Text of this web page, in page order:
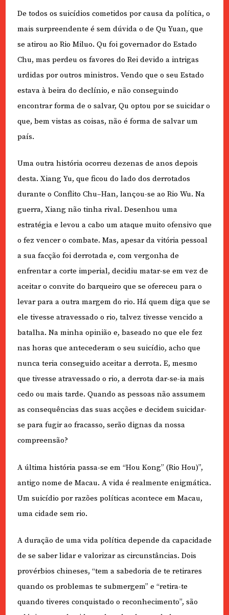
De todos os suicídios cometidos por causa da política, o
mais surpreendente é sem dúvida o de Qu Yuan, que
se atirou ao Rio Miluo. Qu foi governador do Estado
Chu, mas perdeu os favores do Rei devido a intrigas
urdidas por outros ministros. Vendo que o seu Estado
estava à beira do declínio, e não conseguindo
encontrar forma de o salvar, Qu optou por se suicidar o
que, bem vistas as coisas, não é forma de salvar um
país.
Uma outra história ocorreu dezenas de anos depois
desta. Xiang Yu, que ficou do lado dos derrotados
durante o Conflito Chu–Han, lançou-se ao Rio Wu. Na
guerra, Xiang não tinha rival. Desenhou uma
estratégia e levou a cabo um ataque muito ofensivo que
o fez vencer o combate. Mas, apesar da vitória pessoal
a sua facção foi derrotada e, com vergonha de
enfrentar a corte imperial, decidiu matar-se em vez de
aceitar o convite do barqueiro que se ofereceu para o
levar para a outra margem do rio. Há quem diga que se
ele tivesse atravessado o rio, talvez tivesse vencido a
batalha. Na minha opinião e, baseado no que ele fez
nas horas que antecederam o seu suicídio, acho que
nunca teria conseguido aceitar a derrota. E, mesmo
que tivesse atravessado o rio, a derrota dar-se-ia mais
cedo ou mais tarde. Quando as pessoas não assumem
as consequências das suas acções e decidem suicidar-
se para fugir ao fracasso, serão dignas da nossa
compreensão?
A última história passa-se em “Hou Kong” (Rio Hou)”,
antigo nome de Macau. A vida é realmente enigmática.
Um suicídio por razões políticas acontece em Macau,
uma cidade sem rio.
A duração de uma vida política depende da capacidade
de se saber lidar e valorizar as circunstâncias. Dois
provérbios chineses, “tem a sabedoria de te retirares
quando os problemas te submergem” e “retira-te
quando tiveres conquistado o reconhecimento”, são